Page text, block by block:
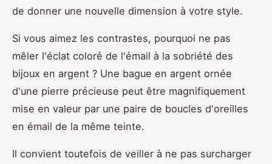
de donner une nouvelle dimension à votre style.
Si vous aimez les contrastes, pourquoi ne pas
mêler l'éclat coloré de l'émail à la sobriété des
bijoux en argent ? Une bague en argent ornée
d'une pierre précieuse peut être magnifiquement
mise en valeur par une paire de boucles d'oreilles
en émail de la même teinte.
Il convient toutefois de veiller à ne pas surcharger